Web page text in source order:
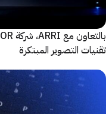
التصوير المبتكرة